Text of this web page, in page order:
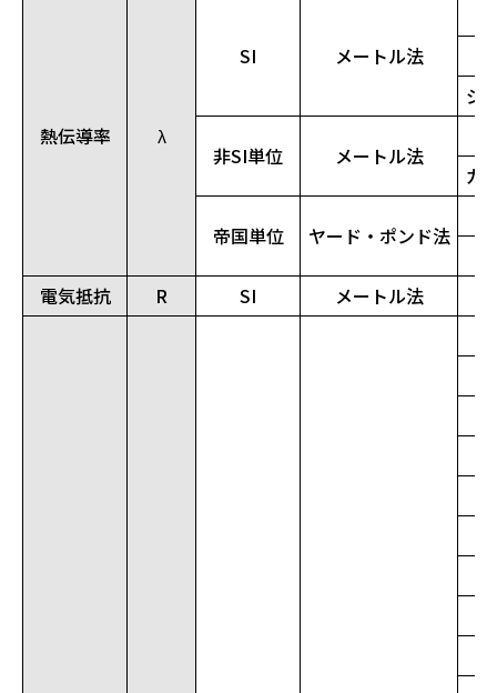
熱伝導率 λ
SI メートル法
ジ
非SI単位 メートル法
カ
帝国単位 ヤード・ポンド法
電気抵抗
R SI メートル法